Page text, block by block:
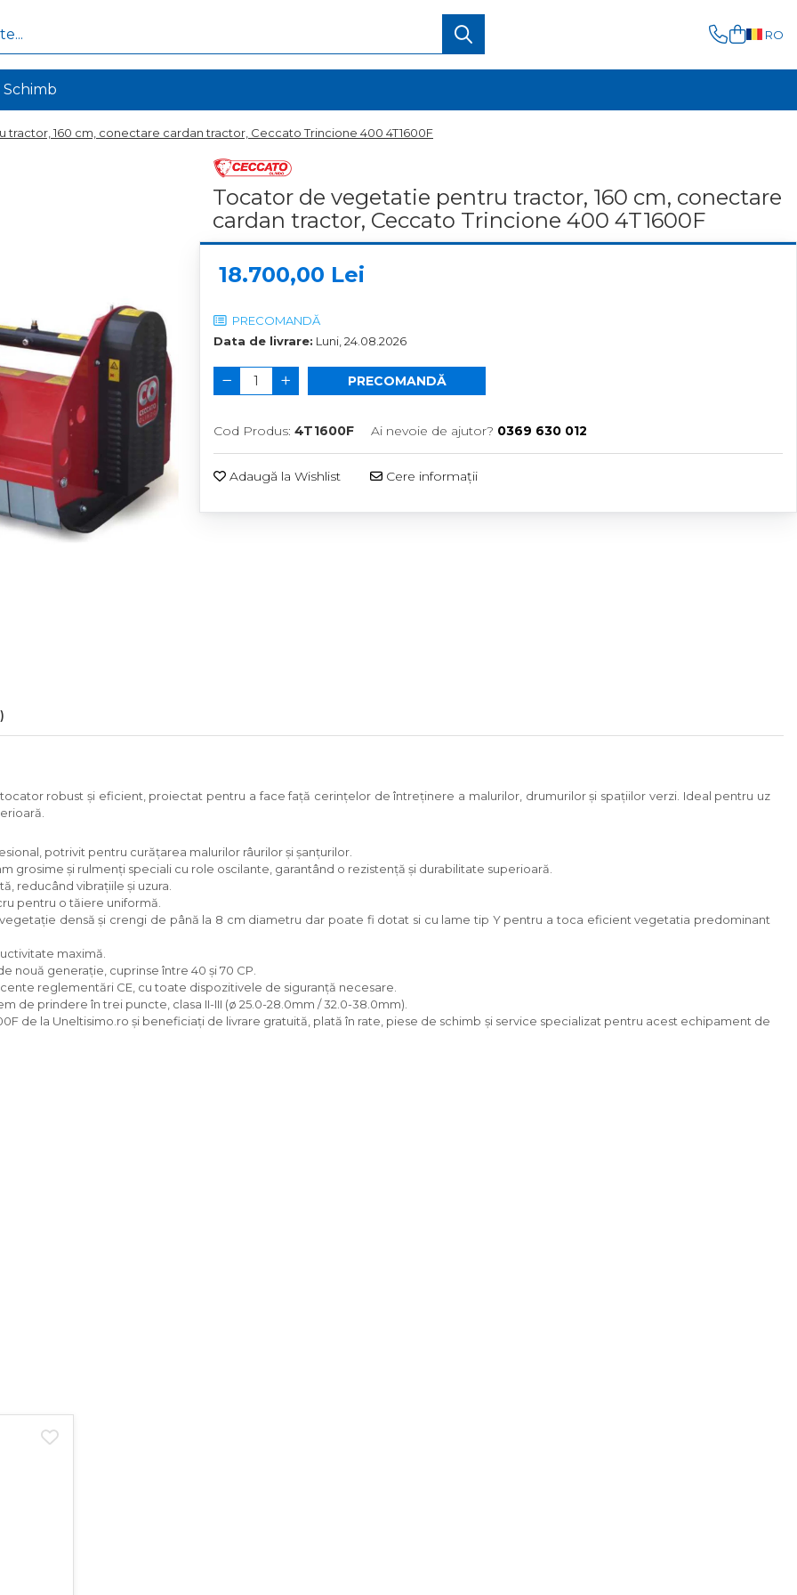
RO
Schimb
160 cm, conectare cardan tractor, Ceccato Trincione 400 4T1600F
Tocator de vegetatie pentru tractor, 160 cm, conectare
cardan tractor, Ceccato Trincione 400 4T1600F
18.700,00 Lei
PRECOMANDĂ
Data de livrare: Luni, 24.08.2026
PRECOMANDĂ
Cod Produs: 4T1600F Ai nevoie de ajutor? 0369 630 012
Adaugă la Wishlist Cere informații
robust și eficient, proiectat pentru a face față cerințelor de întreținere a malurilor, drumurilor și spațiilor verzi. Ideal pentru uz
potrivit pentru curățarea malurilor râurilor și șanțurilor.
grosime și rulmenți speciali cu role oscilante, garantând o rezistență și durabilitate superioară.
reducând vibrațiile și uzura.
pentru o tăiere uniformă.
densă și crengi de până la 8 cm diametru dar poate fi dotat si cu lame tip Y pentru a toca eficient vegetatia predominant
maximă.
nouă generație, cuprinse între 40 și 70 CP.
reglementări CE, cu toate dispozitivele de siguranță necesare.
de prindere în trei puncte, clasa II-III (ø 25.0-28.0mm / 32.0-38.0mm).
de la Uneltisimo.ro și beneficiați de livrare gratuită, plată în rate, piese de schimb și service specializat pentru acest echipament de